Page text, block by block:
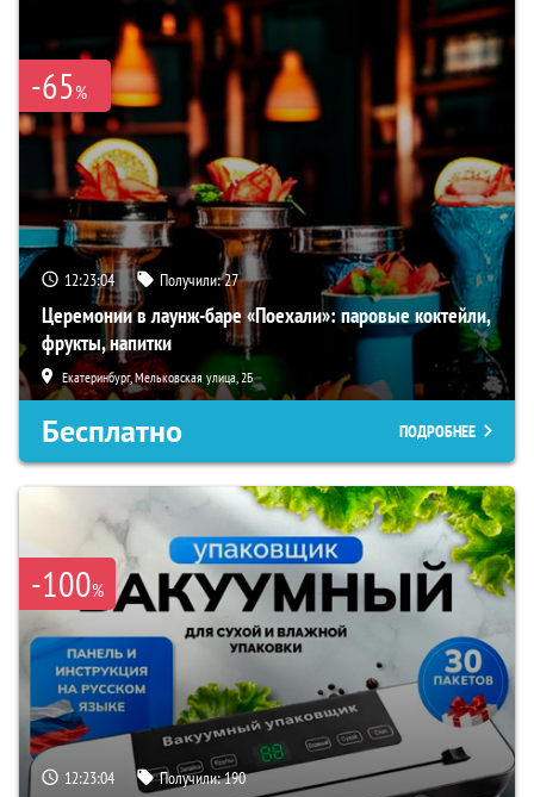
-65%
12:23:02 Получили:27
Церемонии в лаунж-баре «Поехали»: паровые коктейли,
фрукты, напитки
Екатеринбург, Мельковская улица, 2Б
Бесплатно ПОДРОБНЕЕ
-100%
12:23:02 Получили:190